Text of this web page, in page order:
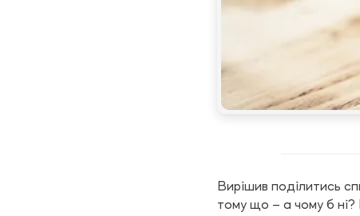
Вирішив поділитись
тому що – а чому б ні?